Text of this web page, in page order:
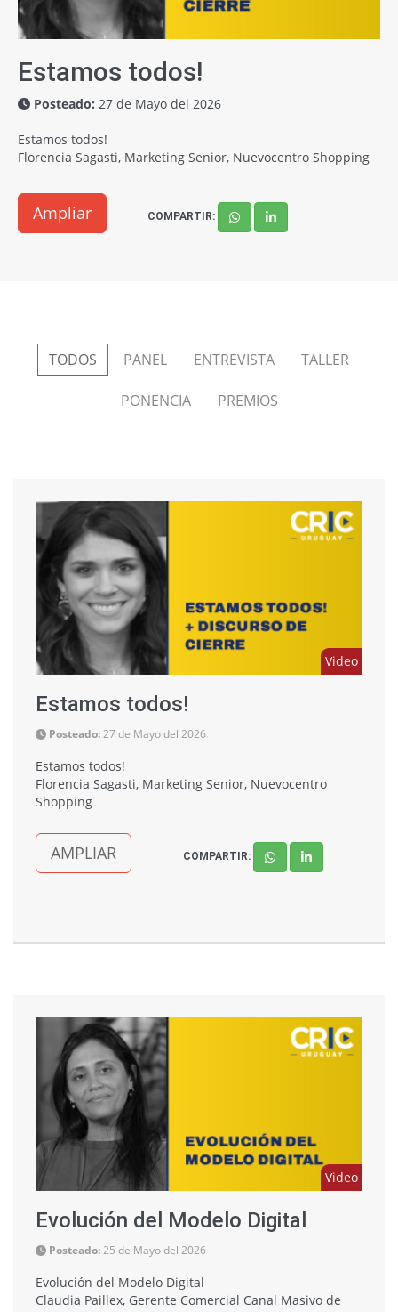
Estamos todos!
Posteado: 27 de Mayo del 2026
Estamos todos!
Florencia Sagasti, Marketing Senior, Nuevocentro Shopping
Ampliar COMPARTIR:
TODOS PANEL ENTREVISTA TALLER
PONENCIA PREMIOS
Video
Estamos todos!
Posteado:27 de Mayo del 2026
Estamos todos!
Florencia Sagasti, Marketing Senior, Nuevocentro
Shopping
AMPLIAR COMPARTIR:
Video
Evolución del Modelo Digital
Posteado:25 de Mayo del 2026
Evolución del Modelo Digital
Claudia Paillex, Gerente Comercial Canal Masivo de